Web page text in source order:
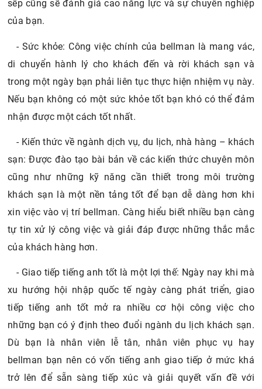
sếp cũng sẽ đánh giá cao năng lực và sự chuyên nghiệp
của bạn.
- Sức khỏe: Công việc chính của bellman là mang vác,
di chuyển hành lý cho khách đến và rời khách sạn và
trong một ngày bạn phải liên tục thực hiện nhiệm vụ này.
Nếu bạn không có một sức khỏe tốt bạn khó có thể đảm
nhận được một cách tốt nhất.
- Kiến thức về ngành dịch vụ, du lịch, nhà hàng – khách
sạn: Được đào tạo bài bản về các kiến thức chuyên môn
cũng như những kỹ năng cần thiết trong môi trường
khách sạn là một nền tảng tốt để bạn dễ dàng hơn khi
xin việc vào vị trí bellman. Càng hiểu biết nhiều bạn càng
tự tin xử lý công việc và giải đáp được những thắc mắc
của khách hàng hơn.
- Giao tiếp tiếng anh tốt là một lợi thế: Ngày nay khi mà
xu hướng hội nhập quốc tế ngày càng phát triển, giao
tiếp tiếng anh tốt mở ra nhiều cơ hội công việc cho
những bạn có ý định theo đuổi ngành du lịch khách sạn.
Dù bạn là nhân viên lễ tân, nhân viên phục vụ hay
bellman bạn nên có vốn tiếng anh giao tiếp ở mức khá
trở lên để sẵn sàng tiếp xúc và giải quyết vấn đề với